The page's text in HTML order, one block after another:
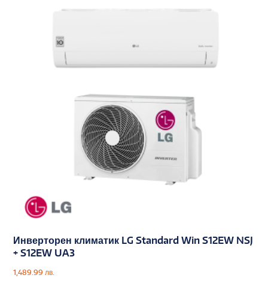
Инверторен климатик LG Standard Win S12EW NSJ
+ S12EW UA3
1,489.99 лв.